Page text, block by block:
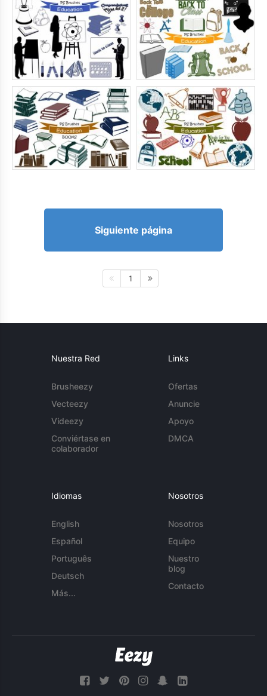
Siguiente página
1
Nuestra Red
Brusheezy
Vecteezy
Videezy
Conviértase en
colaborador
Links
Ofertas
Anuncie
Apoyo
DMCA
Idiomas
English
Español
Português
Deutsch
Más...
Nosotros
Nosotros
Equipo
Nuestro
blog
Contacto